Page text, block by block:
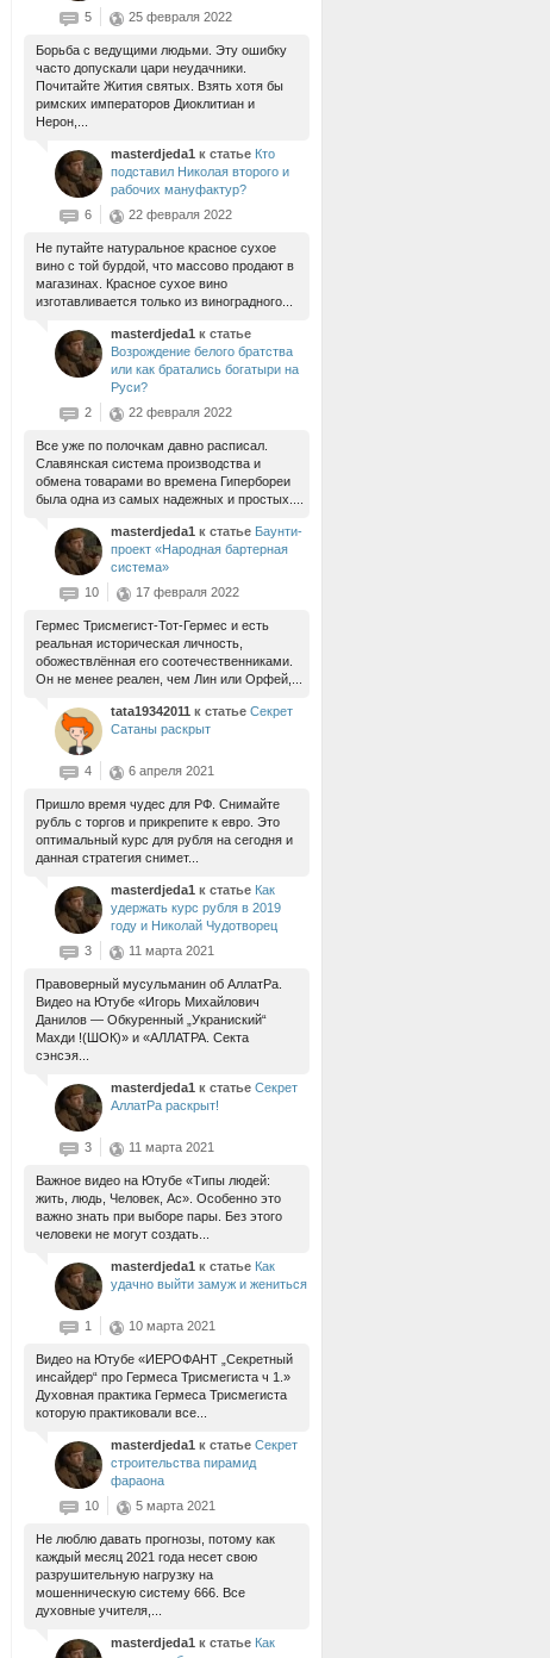
5 25 февраля 2022
Борьба с ведущими людьми. Эту ошибку
часто допускали цари неудачники.
Почитайте Жития святых. Взять хотя бы
римских императоров Диоклитиан и
Нерон,...
masterdjeda1 к статье Кто
подставил Николая второго и
рабочих мануфактур?
6
22 февраля 2022
Не путайте натуральное красное сухое
вино с той бурдой, что массово продают в
магазинах. Красное сухое вино
изготавливается только из виноградного...
masterdjeda1 к статье
Возрождение белого братства
или как братались богатыри на
Руси?
2
22 февраля 2022
Все уже по полочкам давно расписал.
Славянская система производства и
обмена товарами во времена Гипербореи
была одна из самых надежных и простых....
masterdjeda1 к статье Баунти-
проект «Народная бартерная
система»
10
17 февраля 2022
Гермес Трисмегист-Тот-Гермес и есть
реальная историческая личность,
обожествлённая его соотечественниками.
Он не менее реален, чем Лин или Орфей,...
tata19342011 к статье Секрет
Сатаны раскрыт
4 6 апреля 2021
Пришло время чудес для РФ. Снимайте
рубль с торгов и прикрепите к евро. Это
оптимальный курс для рубля на сегодня и
данная стратегия снимет...
masterdjeda1 к статье Как
удержать курс рубля в 2019
году и Николай Чудотворец
3
11 марта 2021
Правоверный мусульманин об АллатРа.
Видео на Ютубе «Игорь Михайлович
Данилов — Обкуренный „Украниский“
Махди !(ШОК)» и «АЛЛАТРА. Секта
сэнсэя...
masterdjeda1 к статье Секрет
АллатРа раскрыт!
3 11 марта 2021
Важное видео на Ютубе «Типы людей:
жить, людь, Человек, Ас». Особенно это
важно знать при выборе пары. Без этого
человеки не могут создать...
masterdjeda1 к статье Как
удачно выйти замуж и жениться
1 10 марта 2021
Видео на Ютубе «ИЕРОФАНТ „Секретный
инсайдер“ про Гермеса Трисмегиста ч 1.»
Духовная практика Гермеса Трисмегиста
которую практиковали все...
masterdjeda1 к статье Секрет
строительства пирамид
фараона
10
5 марта 2021
Не люблю давать прогнозы, потому как
каждый месяц 2021 года несет свою
разрушительную нагрузку на
мошенническую систему 666. Все
духовные учителя,...
masterdjeda1 к статье Как